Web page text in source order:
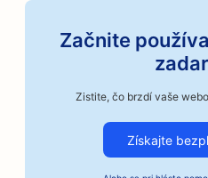
SEO pre umelecké triedy
SEO pre služby kaucií
Začnite
Zistite, čo brzdí vaše
Získajte